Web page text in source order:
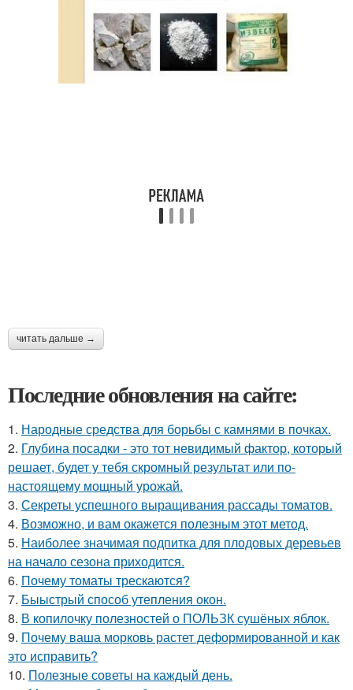
читать дальше →
Последние обновления на сайте:
1. Народные средства для борьбы с камнями в почках.
2. Глубина посадки - это тот невидимый фактор, который
решает, будет у тебя скромный результат или по-
настоящему мощный урожай.
3. Секреты успешного выращивания рассады томатов.
4. Возможно, и вам окажется полезным этот метод.
5. Наиболее значимая подпитка для плодовых деревьев
на начало сезона приходится.
6. Почему томаты трескаются?
7. Быыстрый способ утепления окон.
8. В копилочку полезностей о ПОЛЬЗК сушёных яблок.
9. Почему ваша морковь растет деформированной и как
это исправить?
10. Полезные советы на каждый день.